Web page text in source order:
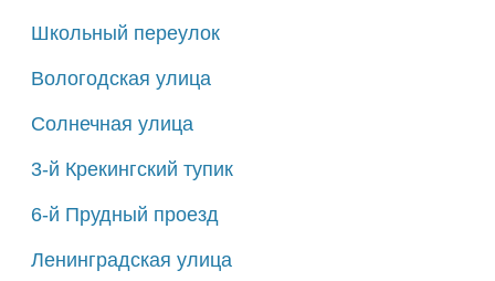
Школьный переулок
Вологодская улица
Солнечная улица
3-й Крекингский тупик
6-й Прудный проезд
Ленинградская улица